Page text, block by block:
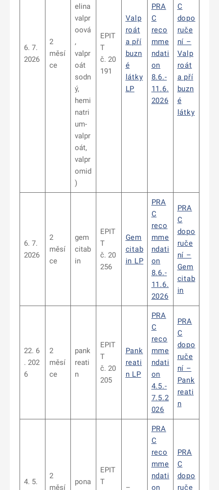
6. 7.
2026
2
měsí
ce
elina
valpr
oová
,
valpr
oát
sodn
ý,
hemi
natri
um-
valpr
oát,
valpr
omid
)
EPIT
T
č. 20
191
Valp
roát
a pří
buzn
é
látky
LP
PRA
C
reco
mme
ndati
on
8.6.-
11.6.
2026
C
dopo
ruče
ní –
Valp
roát
a pří
buzn
é
látky
6. 7.
2026
2
měsí
ce
gem
citab
in
EPIT
T
č. 20
256
Gem
citab
in LP
PRA
C
reco
mme
ndati
on
8.6.-
11.6.
2026
PRA
C
dopo
ruče
ní –
Gem
citab
in
22. 6
. 202
6
2
měsí
ce
pank
reati
n
EPIT
T
č. 20
205
Pank
reati
n LP
PRA
C
reco
mme
ndati
on
4.5.-
7.5.2
026
PRA
C
dopo
ruče
ní –
Pank
reati
n
4. 5.
2
měsí
pona
EPIT
T
–
PRA
C
reco
mme
ndati
on
PRA
C
dopo
ruče